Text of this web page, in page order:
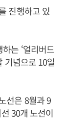
진행하고 있
는 ‘얼리버드
기념으로 10일
선은 8월과 9
30개 노선이